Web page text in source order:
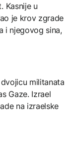
Kasnije u
je krov zgrade
i njegovog sina,
militanata
Gaze. Izrael
na izraelske